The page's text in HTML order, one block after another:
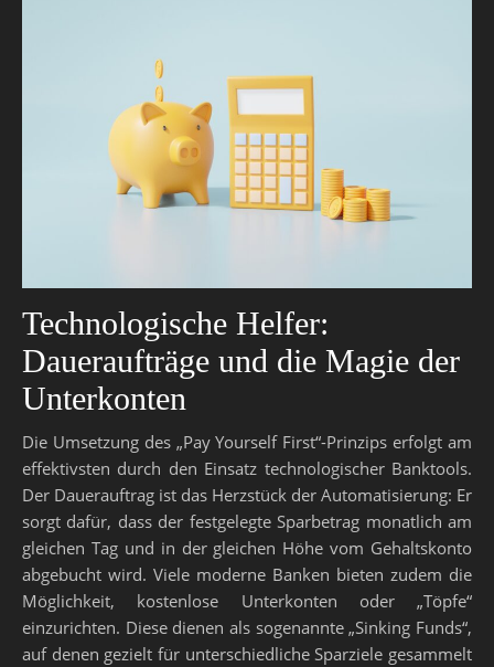
Technologische Helfer:
Daueraufträge und die Magie der
Unterkonten
Die Umsetzung des „Pay Yourself First“-Prinzips erfolgt am
effektivsten durch den Einsatz technologischer Banktools.
Der Dauerauftrag ist das Herzstück der Automatisierung: Er
sorgt dafür, dass der festgelegte Sparbetrag monatlich am
gleichen Tag und in der gleichen Höhe vom Gehaltskonto
abgebucht wird. Viele moderne Banken bieten zudem die
Möglichkeit, kostenlose Unterkonten oder „Töpfe“
einzurichten. Diese dienen als sogenannte „Sinking Funds“,
auf denen gezielt für unterschiedliche Sparziele gesammelt